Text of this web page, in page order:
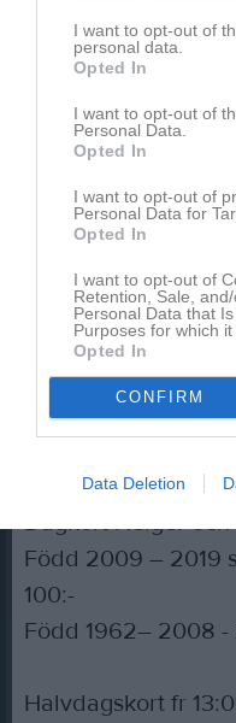
I want to opt-out of
personal data.
Opted In
I want to opt-out of
Personal Data.
Opted In
I want to opt-out of
Personal Data for
Opted In
I want to opt-out of
Retention, Sale,
Personal Data that
Purposes for which it
Opted In
CONFIRM
Data Deletion
Ordinarie
Måndag –
Fredag: 17:00 –
Lördag – Söndag:
Andra helg- och
Sportlovsveckan
(Liften stänger
Löpande och
kan du även hitta
Dagkort Helger
Född 2009 – 2019
100:-
Född 1962– 2008 -
Halvdagskort fr